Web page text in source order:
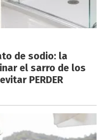
de sodio: la
el sarro de los
PERDER